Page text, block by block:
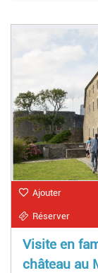
Ajouter
Réserver
Visite en
château au